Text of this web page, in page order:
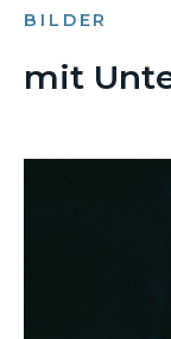
BILDER
mit